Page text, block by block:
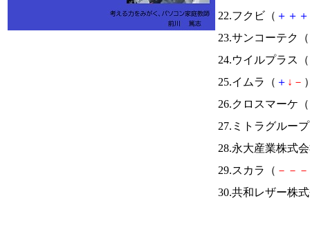
22.フクビ（ ＋ ＋ ＋
23.サンコーテク（
24.ウイルプラス（
25.イムラ（ ＋ ↓ －
26.クロスマーケ（
27.ミトラグルー
28.永大産業株式
29.スカラ（ － － －
30.共和レザー株